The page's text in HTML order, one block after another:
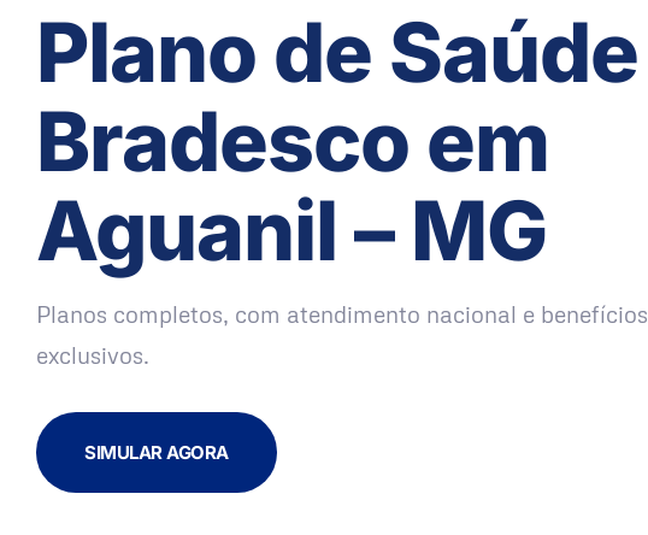
Plano de Saúde
Bradesco em
Aguanil – MG
Planos completos, com atendimento nacional e benefícios
exclusivos.
SIMULAR AGORA